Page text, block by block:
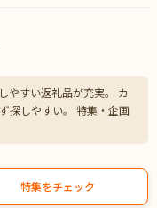
やすい返礼品が充実。 カ
探しやすい。 特集・企画
特集をチェック